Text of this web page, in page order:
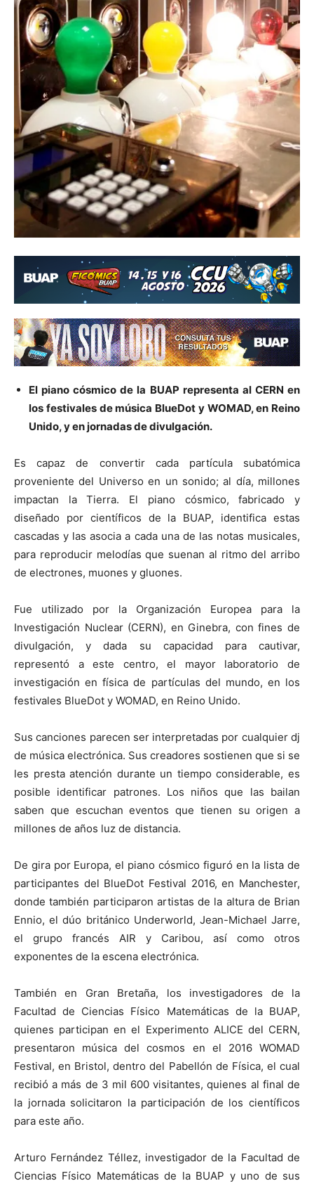
El piano cósmico de la BUAP representa al CERN en
los festivales de música BlueDot y WOMAD, en Reino
Unido, y en jornadas de divulgación.
Es capaz de convertir cada partícula subatómica
proveniente del Universo en un sonido; al día, millones
impactan la Tierra. El piano cósmico, fabricado y
diseñado por científicos de la BUAP, identifica estas
cascadas y las asocia a cada una de las notas musicales,
para reproducir melodías que suenan al ritmo del arribo
de electrones, muones y gluones.
Fue utilizado por la Organización Europea para la
Investigación Nuclear (CERN), en Ginebra, con fines de
divulgación, y dada su capacidad para cautivar,
representó a este centro, el mayor laboratorio de
investigación en física de partículas del mundo, en los
festivales BlueDot y WOMAD, en Reino Unido.
Sus canciones parecen ser interpretadas por cualquier dj
de música electrónica. Sus creadores sostienen que si se
les presta atención durante un tiempo considerable, es
posible identificar patrones. Los niños que las bailan
saben que escuchan eventos que tienen su origen a
millones de años luz de distancia.
De gira por Europa, el piano cósmico figuró en la lista de
participantes del BlueDot Festival 2016, en Manchester,
donde también participaron artistas de la altura de Brian
Ennio, el dúo británico Underworld, Jean-Michael Jarre,
el grupo francés AIR y Caribou, así como otros
exponentes de la escena electrónica.
También en Gran Bretaña, los investigadores de la
Facultad de Ciencias Físico Matemáticas de la BUAP,
quienes participan en el Experimento ALICE del CERN,
presentaron música del cosmos en el 2016 WOMAD
Festival, en Bristol, dentro del Pabellón de Física, el cual
recibió a más de 3 mil 600 visitantes, quienes al final de
la jornada solicitaron la participación de los científicos
para este año.
Arturo Fernández Téllez, investigador de la Facultad de
Ciencias Físico Matemáticas de la BUAP y uno de sus